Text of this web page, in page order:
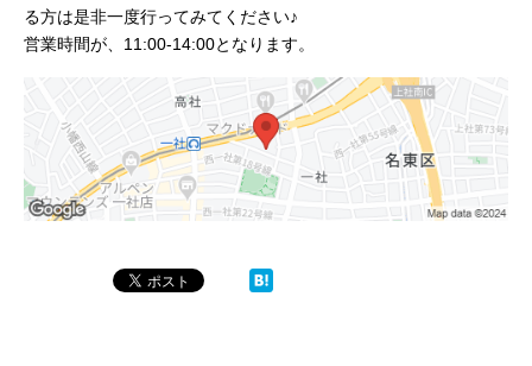
る方は是非一度行ってみてください♪
営業時間が、11:00-14:00となります。